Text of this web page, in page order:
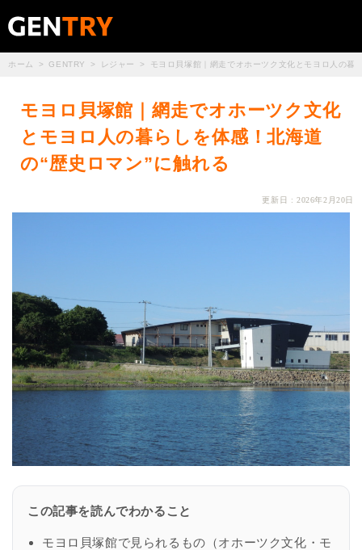
ホーム GENTRY レジャー モヨロ貝塚館｜網走でオホーツク文化とモヨロ人の暮
モヨロ貝塚館｜網走でオホーツク文化
とモヨロ人の暮らしを体感！北海道
の“歴史ロマン”に触れる
更新日 : 2026年2月20日
この記事を読んでわかること
モヨロ貝塚館で見られるもの（オホーツク文化・モ